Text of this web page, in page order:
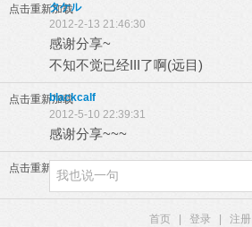
点击重新加载
タケル
2012-2-13 21:46:30
感谢分享~
不知不觉已经III了啊(远目)
点击重新加载blackcalf
2012-5-10 22:39:31
感谢分享~~~
点击重新加载
首页 登录
注册